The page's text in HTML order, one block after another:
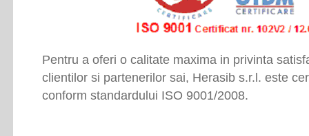
Pentru a oferi o calitate maxima in privinta
clientilor si partenerilor sai, Herasib s.r.l. este
conform standardului ISO 9001/2008.